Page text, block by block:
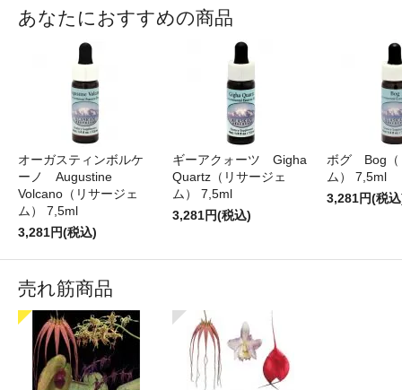
あなたにおすすめの商品
オーガスティンボルケ
ーノ Augustine
Volcano（リサージェ
ム） 7,5ml
3,281円(税込)
ギーアクォーツ Gigha
Quartz（リサージェ
ム） 7,5ml
3,281円(税込)
ボグ Bog（
ム） 7,5ml
3,281円(税
売れ筋商品